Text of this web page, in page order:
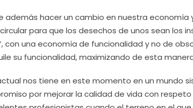
además hacer un cambio en nuestra economía
para que los desechos de unos sean los
con una economía de funcionalidad y no de
su funcionalidad, maximizando de esta
nos tiene en este momento en un mundo
por mejorar la calidad de vida con